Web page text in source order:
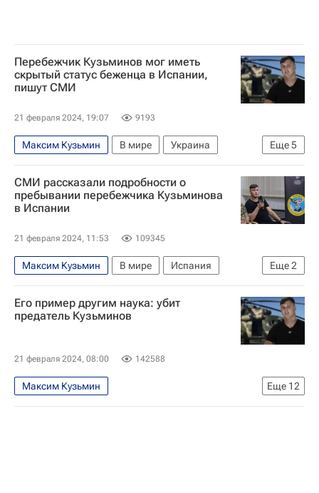
Перебежчик Кузьминов мог иметь
скрытый статус беженца в Испании,
пишут СМИ
21 февраля 2024, 19:07 9193
Еще5
Максим Кузьмин В мире
Украина
Испания
Telegram Ми-8 АМТШ
Курск
Максим Кузьминов
СМИ рассказали подробности о
пребывании перебежчика Кузьминова
в Испании
21 февраля 2024, 11:53 109345
Еще2
Максим Кузьмин В мире
Испания
Россия
Максим Кузьминов
Его пример другим наука: убит
предатель Кузьминов
21 февраля 2024, 08:00 142588
Еще 12
Максим Кузьмин
Специальная военная операция на Украине